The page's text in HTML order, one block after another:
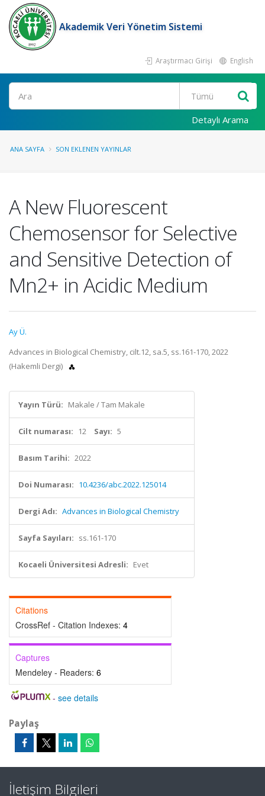
Akademik Veri Yönetim Sistemi
Araştırmacı Girişi English
Ara
Detaylı Arama
ANA SAYFA SON EKLENEN YAYINLAR
A New Fluorescent
Chemosensor for Selective
and Sensitive Detection of
Mn2+ in Acidic Medium
Ay Ü.
Advances in Biological Chemistry, cilt.12, sa.5, ss.161-170, 2022
(Hakemli Dergi)
Yayın Türü: Makale / Tam Makale
Cilt numarası: 12 Sayı: 5
Basım Tarihi: 2022
Doi Numarası: 10.4236/abc.2022.125014
Dergi Adı: Advances in Biological Chemistry
Sayfa Sayıları: ss.161-170
Kocaeli Üniversitesi Adresli: Evet
Citations
CrossRef - Citation Indexes: 4
Captures
Mendeley - Readers: 6
- see details
Paylaş
İletişim Bilgileri